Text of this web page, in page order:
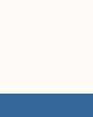
Pergunta 1